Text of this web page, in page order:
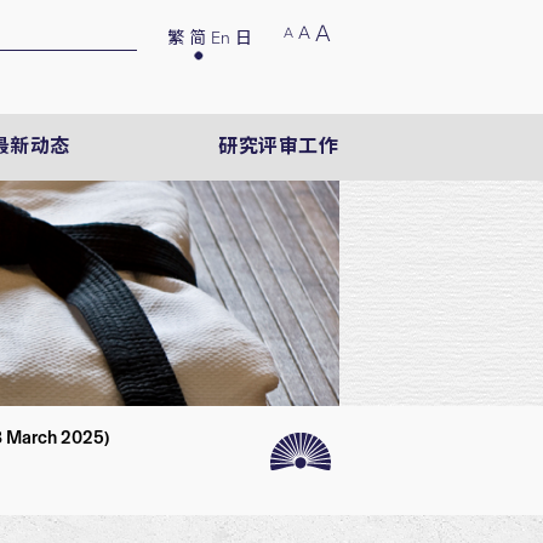
A A A
繁 简 En 日
新动态 研究评审工作
March 2025)